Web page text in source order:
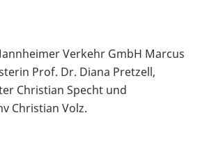
Verkehr GmbH Marcus
Prof. Dr. Diana Pretzell,
Christian Specht und
Christian Volz.